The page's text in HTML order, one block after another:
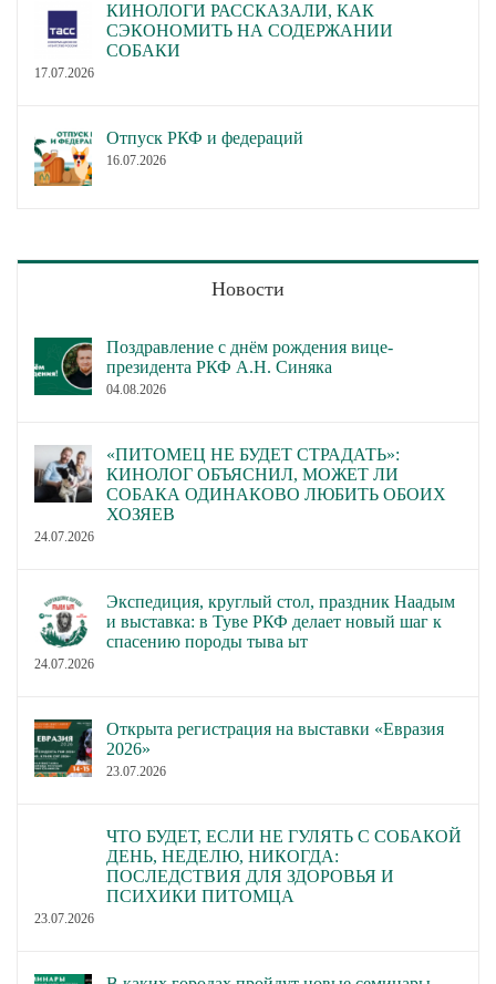
КИНОЛОГИ РАССКАЗАЛИ, КАК
СЭКОНОМИТЬ НА СОДЕРЖАНИИ
СОБАКИ
17.07.2026
Отпуск РКФ и федераций
16.07.2026
Новости
Поздравление с днём рождения вице-
президента РКФ А.Н. Синяка
04.08.2026
«ПИТОМЕЦ НЕ БУДЕТ СТРАДАТЬ»:
КИНОЛОГ ОБЪЯСНИЛ, МОЖЕТ ЛИ
СОБАКА ОДИНАКОВО ЛЮБИТЬ ОБОИХ
ХОЗЯЕВ
24.07.2026
Экспедиция, круглый стол, праздник Наадым
и выставка: в Туве РКФ делает новый шаг к
спасению породы тыва ыт
24.07.2026
Открыта регистрация на выставки «Евразия
2026»
23.07.2026
ЧТО БУДЕТ, ЕСЛИ НЕ ГУЛЯТЬ С СОБАКОЙ
ДЕНЬ, НЕДЕЛЮ, НИКОГДА:
ПОСЛЕДСТВИЯ ДЛЯ ЗДОРОВЬЯ И
ПСИХИКИ ПИТОМЦА
23.07.2026